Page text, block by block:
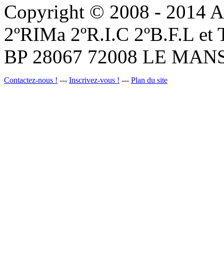
Copyright © 2008 - 2014
2ºRIMa 2ºR.I.C 2ºB.F.L
BP 28067 72008 LE
Contactez-nous ! --- Inscrivez-vous ! --- Plan du site